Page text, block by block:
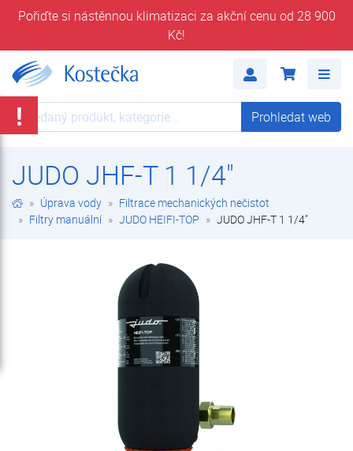
Pořiďte si nástěnnou klimatizaci za akční cenu od 28 900
Kč!
Prohledat web Prohledat web
JUDO JHF-T 1 1/4"
Úprava vody
Filtrace mechanických nečistot
Filtry manuální
JUDO HEIFI-TOP JUDO JHF-T 1 1/4"
!